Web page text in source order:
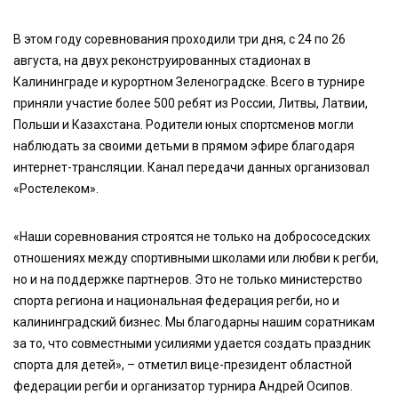
В этом году соревнования проходили три дня, с 24 по 26
августа, на двух реконструированных стадионах в
Калининграде и курортном Зеленоградске. Всего в турнире
приняли участие более 500 ребят из России, Литвы, Латвии,
Польши и Казахстана. Родители юных спортсменов могли
наблюдать за своими детьми в прямом эфире благодаря
интернет-трансляции. Канал передачи данных организовал
«Ростелеком».
«Наши соревнования строятся не только на добрососедских
отношениях между спортивными школами или любви к регби,
но и на поддержке партнеров. Это не только министерство
спорта региона и национальная федерация регби, но и
калининградский бизнес. Мы благодарны нашим соратникам
за то, что совместными усилиями удается создать праздник
спорта для детей», – отметил вице-президент областной
федерации регби и организатор турнира Андрей Осипов.